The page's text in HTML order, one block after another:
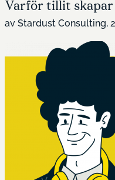
Varför tillit
av Stardust Consulting,